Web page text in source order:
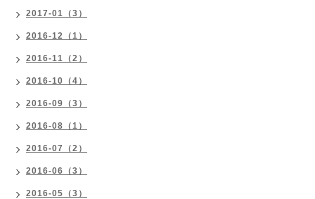
2017-01（3）
2016-12（1）
2016-11（2）
2016-10（4）
2016-09（3）
2016-08（1）
2016-07（2）
2016-06（3）
2016-05（3）